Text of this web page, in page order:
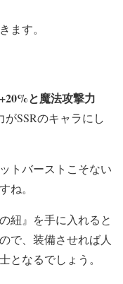
ます。
と魔法攻撃力
SSRのキャラにし
トバーストこそない
ね。
紐』を手に入れると
で、装備させれば人
となるでしょう。